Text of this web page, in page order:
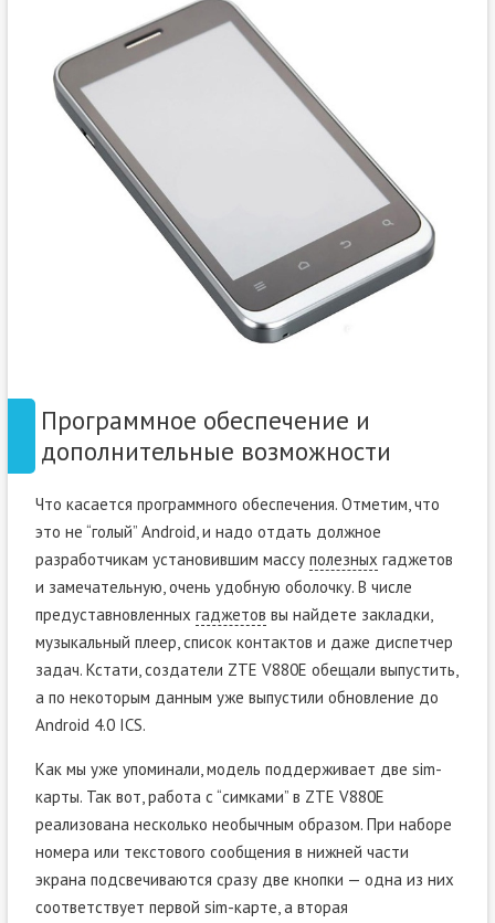
Программное обеспечение и
дополнительные возможности
Что касается программного обеспечения. Отметим, что
это не “голый” Android, и надо отдать должное
разработчикам установившим массу полезных гаджетов
и замечательную, очень удобную оболочку. В числе
предуставновленных гаджетов вы найдете закладки,
музыкальный плеер, список контактов и даже диспетчер
задач. Кстати, создатели ZTE V880E обещали выпустить,
а по некоторым данным уже выпустили обновление до
Android 4.0 ICS.
Как мы уже упоминали, модель поддерживает две sim-
карты. Так вот, работа с “симками” в ZTE V880E
реализована несколько необычным образом. При наборе
номера или текстового сообщения в нижней части
экрана подсвечиваются сразу две кнопки — одна из них
соответствует первой sim-карте, а вторая